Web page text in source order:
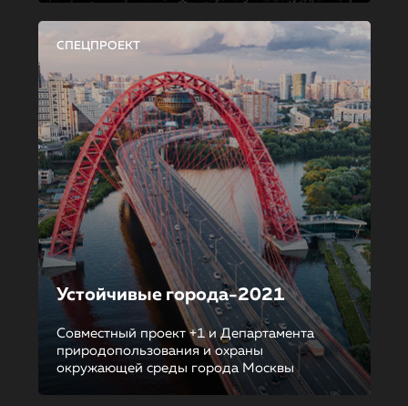
СПЕЦПРОЕКТ
Устойчивые города-2021
Совместный проект +1 и Департамента
природопользования и охраны
окружающей среды города Москвы